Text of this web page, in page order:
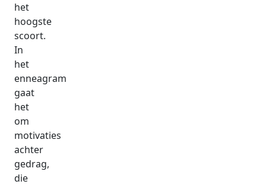
het
hoogste
scoort.
In
het
enneagram
gaat
het
om
motivaties
achter
gedrag,
die